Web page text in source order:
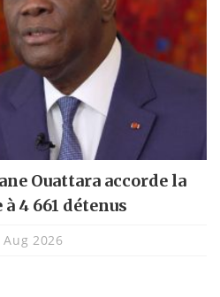
Ouattara accorde la
4 661 détenus
Aug 2026